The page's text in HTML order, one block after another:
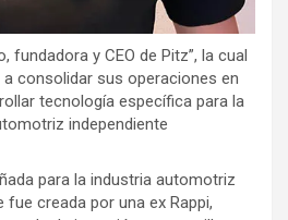
fundadora y CEO de Pitz”, la cual
consolidar sus operaciones en
tecnología específica para la
independiente
para la industria automotriz
fue creada por una ex Rappi,